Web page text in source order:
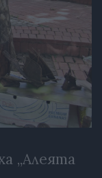
„Алеята